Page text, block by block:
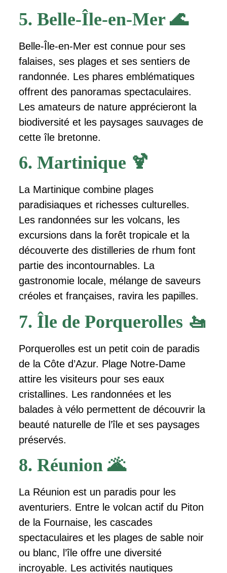
5. Belle-Île-en-Mer 🌊
Belle-Île-en-Mer est connue pour ses
falaises, ses plages et ses sentiers de
randonnée. Les phares emblématiques
offrent des panoramas spectaculaires.
Les amateurs de nature apprécieront la
biodiversité et les paysages sauvages de
cette île bretonne.
6. Martinique 🍹
La Martinique combine plages
paradisiaques et richesses culturelles.
Les randonnées sur les volcans, les
excursions dans la forêt tropicale et la
découverte des distilleries de rhum font
partie des incontournables. La
gastronomie locale, mélange de saveurs
créoles et françaises, ravira les papilles.
7. Île de Porquerolles 🚤
Porquerolles est un petit coin de paradis
de la Côte d’Azur. Plage Notre-Dame
attire les visiteurs pour ses eaux
cristallines. Les randonnées et les
balades à vélo permettent de découvrir la
beauté naturelle de l’île et ses paysages
préservés.
8. Réunion 🌋
La Réunion est un paradis pour les
aventuriers. Entre le volcan actif du Piton
de la Fournaise, les cascades
spectaculaires et les plages de sable noir
ou blanc, l’île offre une diversité
incroyable. Les activités nautiques